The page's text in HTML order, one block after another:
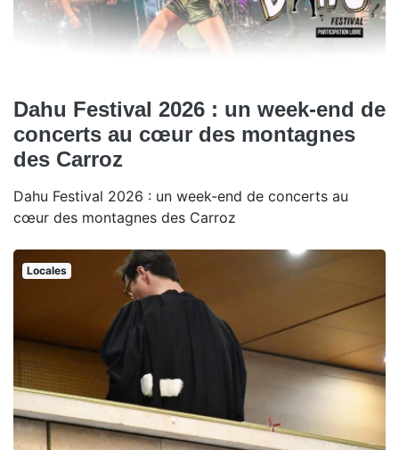
Dahu Festival 2026 : un week-end de
concerts au cœur des montagnes
des Carroz
Dahu Festival 2026 : un week-end de concerts au
cœur des montagnes des Carroz
Locales